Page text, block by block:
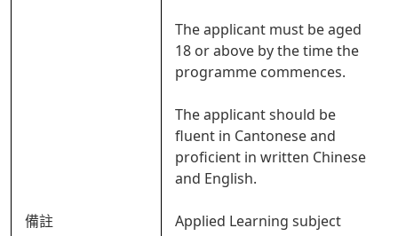
備註
The applicant must be aged
18 or above by the time the
programme commences.
The applicant should be
fluent in Cantonese and
proficient in written Chinese
and English.
Applied Learning subject